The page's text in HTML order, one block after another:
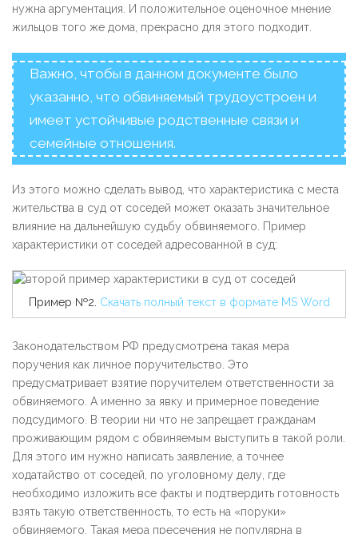
нужна аргументация. И положительное оценочное мнение
жильцов того же дома, прекрасно для этого подходит.
Важно, чтобы в данном документе было
указанно, что обвиняемый трудоустроен и
имеет устойчивые родственные связи и
семейные отношения.
Из этого можно сделать вывод, что характеристика с места
жительства в суд от соседей может оказать значительное
влияние на дальнейшую судьбу обвиняемого. Пример
характеристики от соседей адресованной в суд:
Пример №2. Скачать полный текст в формате MS Word
Законодательством РФ предусмотрена такая мера
поручения как личное поручительство. Это
предусматривает взятие поручителем ответственности за
обвиняемого. А именно за явку и примерное поведение
подсудимого. В теории ни что не запрещает гражданам
проживающим рядом с обвиняемым выступить в такой роли.
Для этого им нужно написать заявление, а точнее
ходатайство от соседей, по уголовному делу, где
необходимо изложить все факты и подтвердить готовность
взять такую ответственность, то есть на «поруки»
обвиняемого. Такая мера пресечения не популярна в